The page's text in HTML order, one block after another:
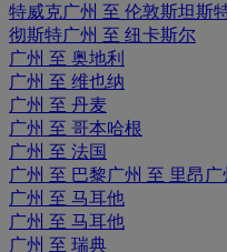
特威克广州 至 伦敦斯坦斯
彻斯特广州 至 纽卡斯尔
广州 至 奥地利
广州 至 维也纳
广州 至 丹麦
广州 至 哥本哈根
广州 至 法国
广州 至 巴黎广州 至 里昂
广州 至 马耳他
广州 至 马耳他
广州 至 瑞典